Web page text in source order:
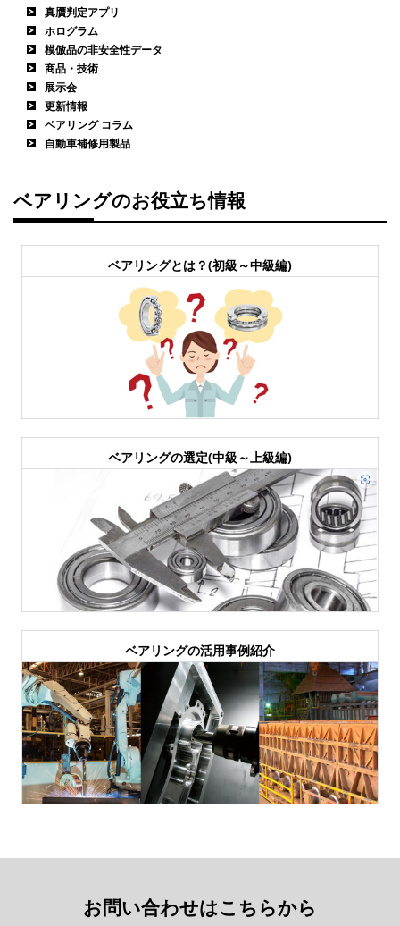
真贋判定アプリ
ホログラム
模倣品の非安全性データ
商品・技術
展示会
更新情報
ベアリング コラム
自動車補修用製品
ベアリングのお役立ち情報
ベアリングとは？(初級～中級編)
ベアリングの選定(中級～上級編)
ベアリングの活用事例紹介
お問い合わせはこちらから